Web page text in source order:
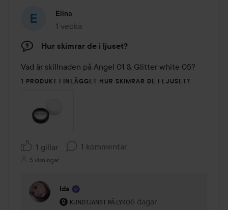
Elina
1 vecka
Inlägget skapades 1 vecka
Hur skimrar de i ljuset?
Vad är skillnaden på Angel 01 & Glitter white 05?
1 PRODUKT I INLÄGGET HUR SKIMRAR DE I LJUSET?
1 gillar 1 kommentar
5 visningar
Ida
KUNDTJÄNST PÅ LYKO
Användarens roll: Kundtjänst på Lyko.
6 dagar
Kommentaren lades 6